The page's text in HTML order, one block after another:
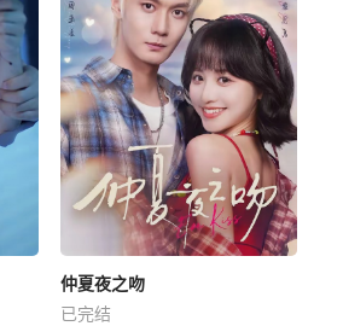
仲夏夜之吻
已完结